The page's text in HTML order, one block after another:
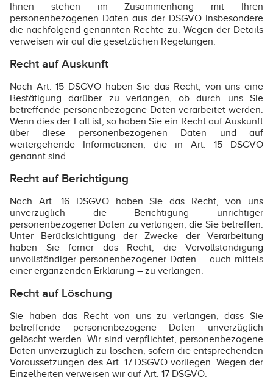
Ihnen stehen im Zusammenhang mit Ihren
personenbezogenen Daten aus der DSGVO insbesondere
die nachfolgend genannten Rechte zu. Wegen der Details
verweisen wir auf die gesetzlichen Regelungen.
Recht auf Auskunft
Nach Art. 15 DSGVO haben Sie das Recht, von uns eine
Bestätigung darüber zu verlangen, ob durch uns Sie
betreffende personenbezogene Daten verarbeitet werden.
Wenn dies der Fall ist, so haben Sie ein Recht auf Auskunft
über diese personenbezogenen Daten und auf
weitergehende Informationen, die in Art. 15 DSGVO
genannt sind.
Recht auf Berichtigung
Nach Art. 16 DSGVO haben Sie das Recht, von uns
unverzüglich die Berichtigung unrichtiger
personenbezogener Daten zu verlangen, die Sie betreffen.
Unter Berücksichtigung der Zwecke der Verarbeitung
haben Sie ferner das Recht, die Vervollständigung
unvollständiger personenbezogener Daten – auch mittels
einer ergänzenden Erklärung – zu verlangen.
Recht auf Löschung
Sie haben das Recht von uns zu verlangen, dass Sie
betreffende personenbezogene Daten unverzüglich
gelöscht werden. Wir sind verpflichtet, personenbezogene
Daten unverzüglich zu löschen, sofern die entsprechenden
Voraussetzungen des Art. 17 DSGVO vorliegen. Wegen der
Einzelheiten verweisen wir auf Art. 17 DSGVO.